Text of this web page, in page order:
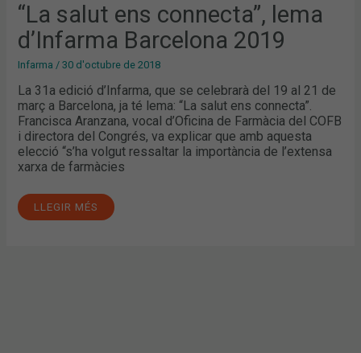
“La salut ens connecta”, lema
d’Infarma Barcelona 2019
Infarma /30 d'octubre de 2018
La 31a edició d’Infarma, que se celebrarà del 19 al 21 de
març a Barcelona, ja té lema: “La salut ens connecta”.
Francisca Aranzana, vocal d’Oficina de Farmàcia del COFB
i directora del Congrés, va explicar que amb aquesta
elecció “s’ha volgut ressaltar la importància de l’extensa
xarxa de farmàcies
LLEGIR MÉS